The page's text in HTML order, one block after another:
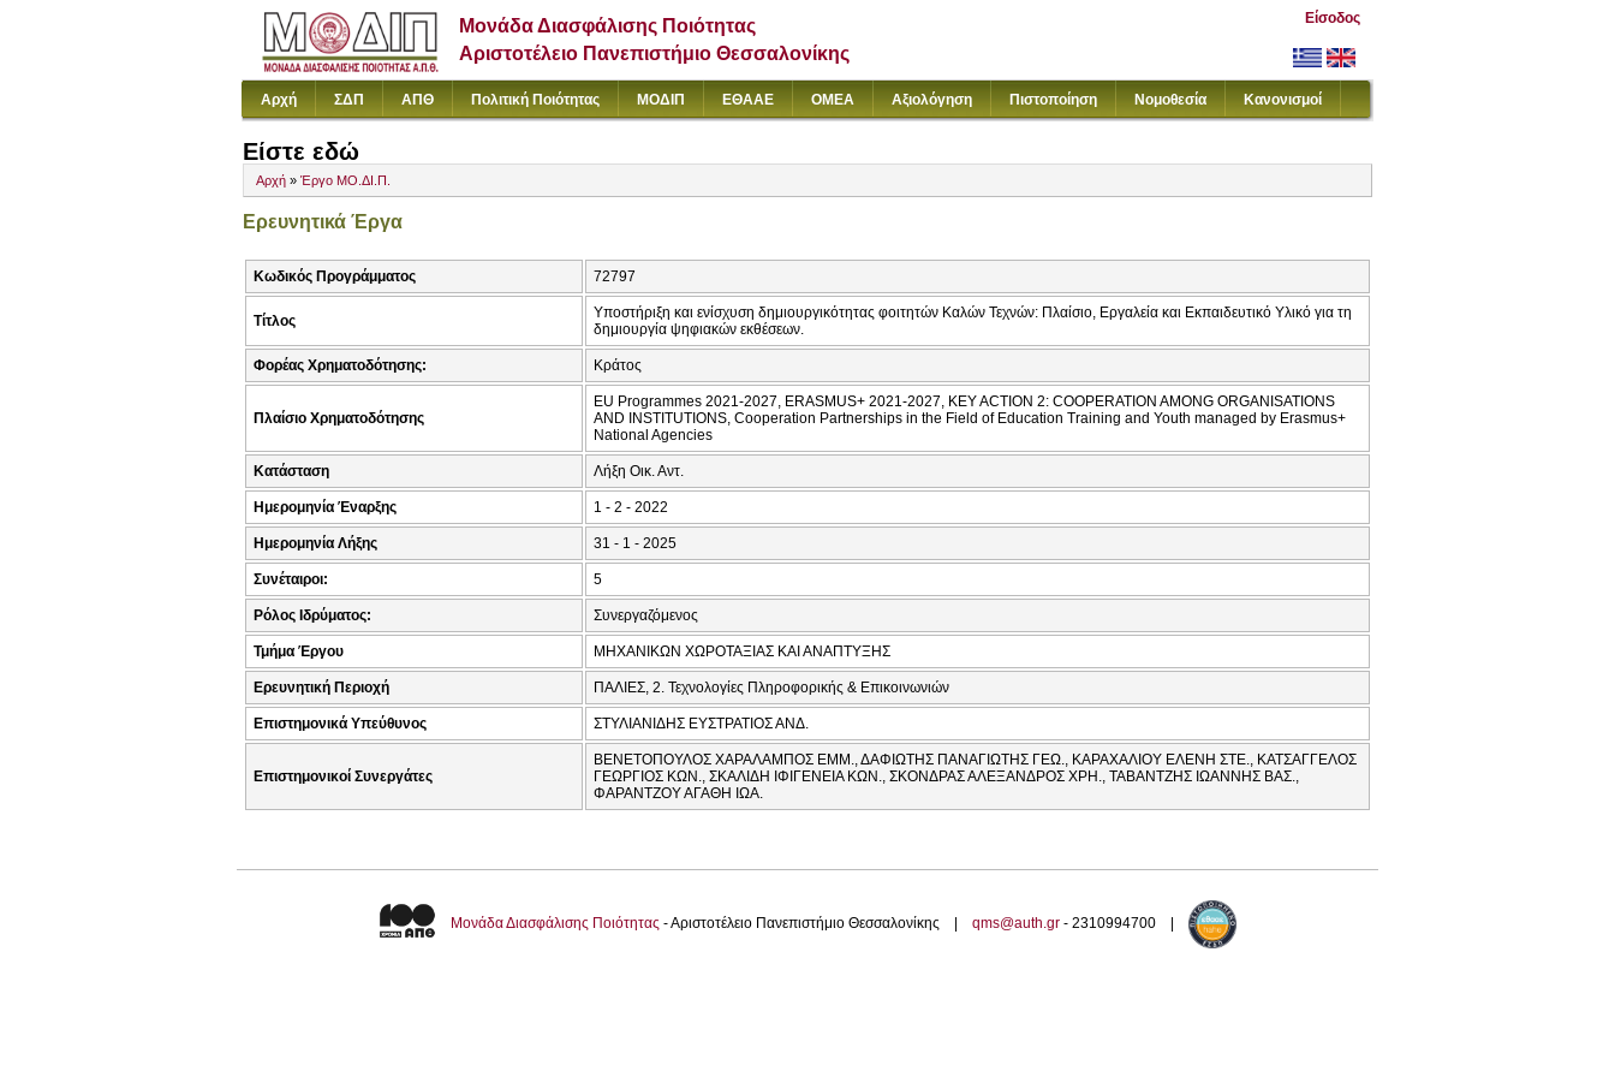
Μονάδα Διασφάλισης Ποιότητας
Αριστοτέλειο Πανεπιστήμιο Θεσσαλονίκης
Είσοδος
Αρχή ΣΔΠ ΑΠΘ Πολιτική Ποιότητας ΜΟΔΙΠ ΕΘΑΑΕ ΟΜΕΑ Αξιολόγηση Πιστοποίηση Νομοθεσία Κανονισμοί
Είστε εδώ
Αρχή » Έργο ΜΟ.ΔΙ.Π.
Ερευνητικά Έργα
Κωδικός Προγράμματος 72797
Τίτλος
Υποστήριξη και ενίσχυση δημιουργικότητας φοιτητών Καλών Τεχνών: Πλαίσιο, Εργαλεία και Εκπαιδευτικό Υλικό για τη
δημιουργία ψηφιακών εκθέσεων.
Φορέας Χρηματοδότησης: Κράτος
Πλαίσιο Χρηματοδότησης
EU Programmes 2021-2027, ERASMUS+ 2021-2027, KEY ACTION 2: COOPERATION AMONG ORGANISATIONS
AND INSTITUTIONS, Cooperation Partnerships in the Field of Education Training and Youth managed by Erasmus+
National Agencies
Κατάσταση Λήξη Οικ. Αντ.
Ημερομηνία Έναρξης 1 - 2 - 2022
Ημερομηνία Λήξης 31 - 1 - 2025
Συνέταιροι: 5
Ρόλος Ιδρύματος: Συνεργαζόμενος
Τμήμα Έργου ΜΗΧΑΝΙΚΩΝ ΧΩΡΟΤΑΞΙΑΣ ΚΑΙ ΑΝΑΠΤΥΞΗΣ
Ερευνητική Περιοχή ΠΑΛΙΕΣ, 2. Τεχνολογίες Πληροφορικής & Επικοινωνιών
Επιστημονικά Υπεύθυνος ΣΤΥΛΙΑΝΙΔΗΣ ΕΥΣΤΡΑΤΙΟΣ ΑΝΔ.
Επιστημονικοί Συνεργάτες
ΒΕΝΕΤΟΠΟΥΛΟΣ ΧΑΡΑΛΑΜΠΟΣ ΕΜΜ., ΔΑΦΙΩΤΗΣ ΠΑΝΑΓΙΩΤΗΣ ΓΕΩ., ΚΑΡΑΧΑΛΙΟΥ ΕΛΕΝΗ ΣΤΕ., ΚΑΤΣΑΓΓΕΛΟΣ
ΓΕΩΡΓΙΟΣ ΚΩΝ., ΣΚΑΛΙΔΗ ΙΦΙΓΕΝΕΙΑ ΚΩΝ., ΣΚΟΝΔΡΑΣ ΑΛΕΞΑΝΔΡΟΣ ΧΡΗ., ΤΑΒΑΝΤΖΗΣ ΙΩΑΝΝΗΣ ΒΑΣ.,
ΦΑΡΑΝΤΖΟΥ ΑΓΑΘΗ ΙΩΑ.
Μονάδα Διασφάλισης Ποιότητας - Αριστοτέλειο Πανεπιστήμιο Θεσσαλονίκης | qms@auth.gr - 2310994700 |